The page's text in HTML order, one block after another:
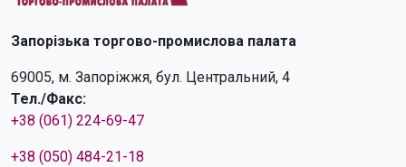
Запорізька торгово-промислова палата
69005, м. Запоріжжя, бул. Центральний, 4
Тел./Факс:
+38 (061) 224-69-47
+38 (050) 484-21-18